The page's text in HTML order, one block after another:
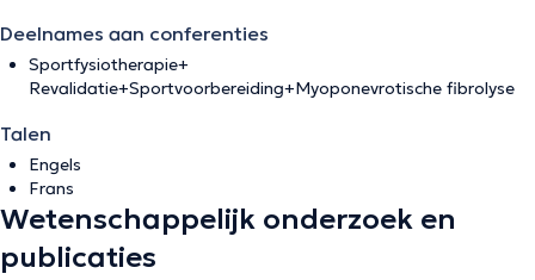
Deelnames aan conferenties
Sportfysiotherapie+
Revalidatie+Sportvoorbereiding+Myoponevrotische fibrolyse
Talen
Engels
Frans
Wetenschappelijk onderzoek en
publicaties